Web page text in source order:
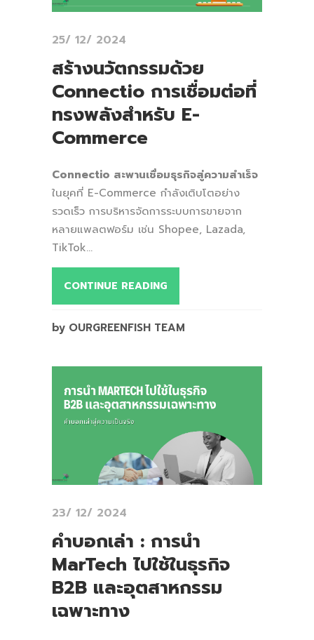
25/ 12/ 2024
สร้างนวัตกรรมด้วย
Connectio การเชื่อมต่อที่
ทรงพลังสำหรับ E-
Commerce
Connectio สะพานเชื่อมธุรกิจสู่ความสำเร็จ
ในยุคที่ E-Commerce กำลังเติบโตอย่าง
รวดเร็ว การบริหารจัดการระบบการขายจาก
หลายแพลตฟอร์ม เช่น Shopee, Lazada,
TikTok...
CONTINUE READING
by OURGREENFISH TEAM
23/ 12/ 2024
คำบอกเล่า : การนำ
MarTech ไปใช้ในธุรกิจ
B2B และอุตสาหกรรม
เฉพาะทาง